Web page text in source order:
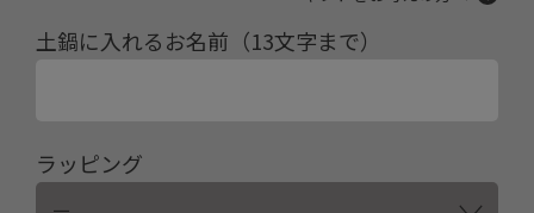
土鍋に入れるお名前（13文字まで）
ラッピング